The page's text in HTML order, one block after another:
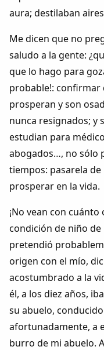
aura; destilaban
Me dicen que no
saludo a la gente:
que lo hago para
probable!: confirmar
prosperan y son
nunca resignados; y
estudian para
abogados…, no sólo
tiempos: pasarela
prosperar en la vida.
¡No vean con
condición de niño de
pretendió
origen con el mío,
acostumbrado a la
él, a los diez años,
su abuelo,
afortunadamente, a
burro de mi abuelo.